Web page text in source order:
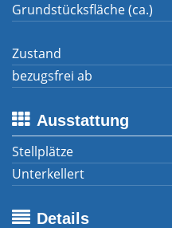
Grundstücksfläche (ca.)
Zustand
bezugsfrei ab
Ausstattung
Stellplätze
Unterkellert
Details